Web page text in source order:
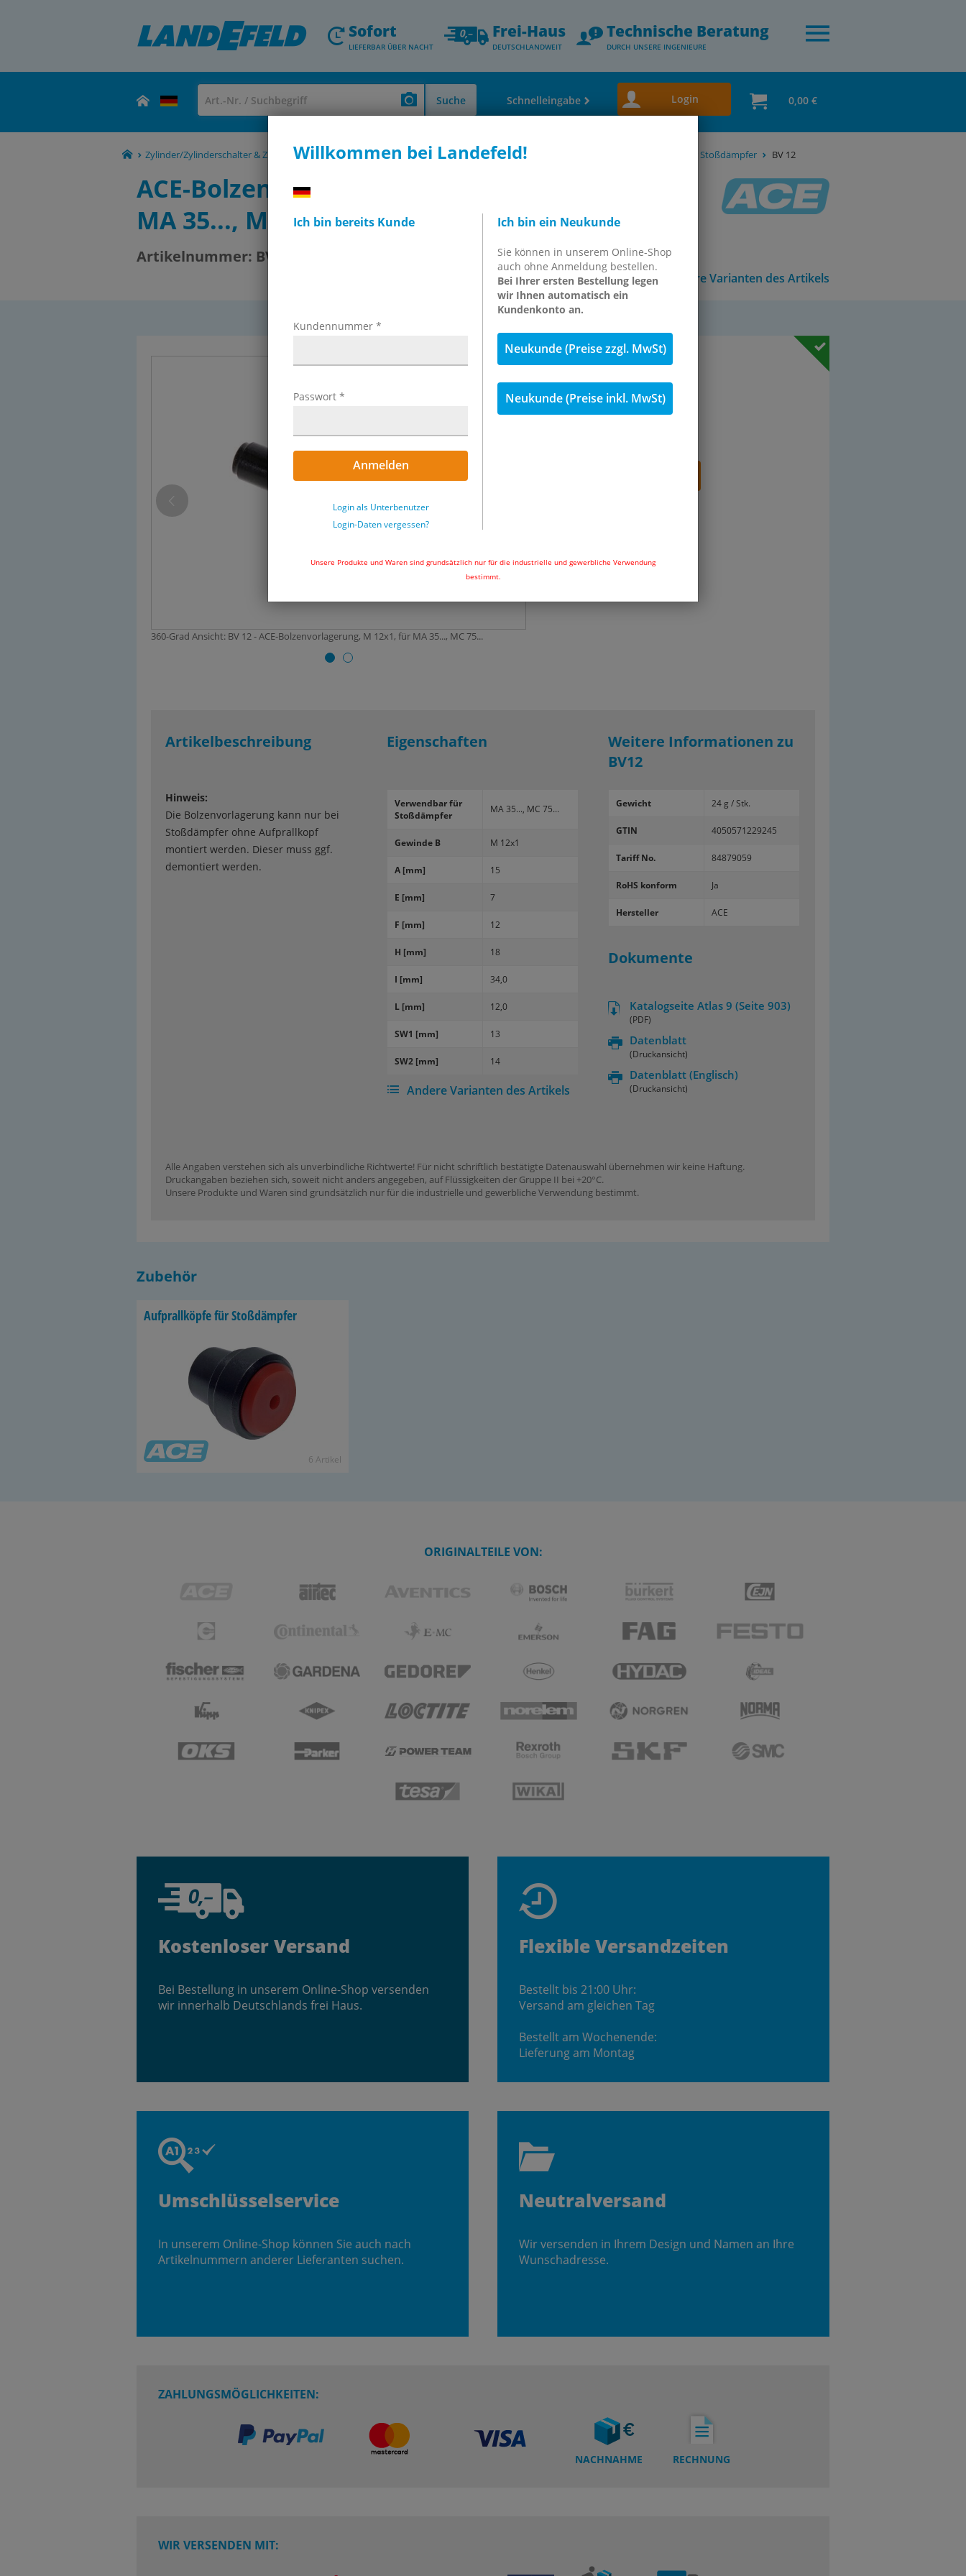
Willkommen bei Landefeld!
Ich bin bereits Kunde
Kundennummer *
Passwort *
Anmelden
Login als Unterbenutzer
Login-Daten vergessen?
Ich bin ein Neukunde
Sie können in unserem Online-Shop
auch ohne Anmeldung bestellen.
Bei Ihrer ersten Bestellung legen
wir Ihnen automatisch ein
Kundenkonto an.
Neukunde (Preise zzgl. MwSt)
Neukunde (Preise inkl. MwSt)
Unsere Produkte und Waren sind grundsätzlich nur für die industrielle und gewerbliche Verwendung
bestimmt.
Sofort
LIEFERBAR ÜBER NACHT
Frei-Haus
DEUTSCHLANDWEIT
Technische Beratung
DURCH UNSERE INGENIEURE
Suche Schnelleingabe Login 0,00 €
Zylinder/Zylinderschalter & Zubehör - Stoßdämpfer - Vakuumkomponenten Industrie-Stoßdämpfer Bolzenvorlagerungen für Stoßdämpfer BV 12
ACE-Bolzenvorlagerung, M 12x1, für
MA 35..., MC 75...
Artikelnummer: BV 12
Andere Varianten des Artikels
360-Grad Ansicht: BV 12 - ACE-Bolzenvorlagerung, M 12x1, für MA 35..., MC 75...
49,74 € inkl. 19 % MwSt.
Menge Stk.
Artikelbeschreibung
Hinweis:
Die Bolzenvorlagerung kann nur bei
Stoßdämpfer ohne Aufprallkopf
montiert werden. Dieser muss ggf.
demontiert werden.
Eigenschaften
Ver­wend­bar für
Stoß­dämp­fer
MA 35..., MC 75...
Ge­win­de B M 12x1
A [mm] 15
E [mm] 7
F [mm] 12
H [mm] 18
I [mm] 34,0
L [mm] 12,0
SW1 [mm] 13
SW2 [mm] 14
Andere Varianten des Artikels
Weitere Informationen zu
BV12
Gewicht 24 g / Stk.
GTIN 4050571229245
Tariff No. 84879059
RoHS konform Ja
Hersteller ACE
Dokumente
Katalogseite Atlas 9 (Seite 903)
(PDF)
Datenblatt
(Druckansicht)
Datenblatt (Englisch)
(Druckansicht)
Alle Angaben verstehen sich als unverbindliche Richtwerte! Für nicht schriftlich bestätigte Datenauswahl übernehmen wir keine Haftung.
Druckangaben beziehen sich, soweit nicht anders angegeben, auf Flüssigkeiten der Gruppe II bei +20°C.
Unsere Produkte und Waren sind grundsätzlich nur für die industrielle und gewerbliche Verwendung bestimmt.
Zubehör
Auf­prall­köp­fe für Stoß­dämp­fer
6 Ar­ti­kel
ORIGINALTEILE VON:
Kostenloser Versand
Bei Bestellung in unserem Online-Shop versenden
wir innerhalb Deutschlands frei Haus.
Flexible Versandzeiten
Bestellt bis 21:00 Uhr:
Versand am gleichen Tag
Bestellt am Wochenende:
Lieferung am Montag
Umschlüsselservice
In unserem Online-Shop können Sie auch nach
Artikelnummern anderer Lieferanten suchen.
Neutralversand
Wir versenden in Ihrem Design und Namen an Ihre
Wunschadresse.
ZAHLUNGSMÖGLICHKEITEN:
NACHNAHME RECHNUNG
WIR VERSENDEN MIT: